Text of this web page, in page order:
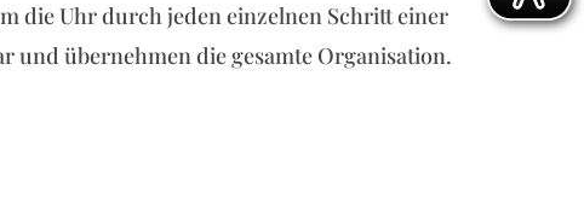
die Uhr durch jeden einzelnen Schritt einer
und übernehmen die gesamte Organisation.